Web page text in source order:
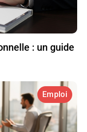
: un guide
Emploi